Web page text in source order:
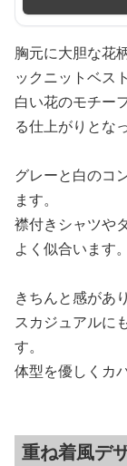
胸元に大胆な花
ックニットベス
白い花のモチー
る仕上がりとな
グレーと白のコ
ます。
襟付きシャツや
よく似合います。
きちんと感があ
スカジュアルに
す。
体型を優しくカ
重ね着風デ